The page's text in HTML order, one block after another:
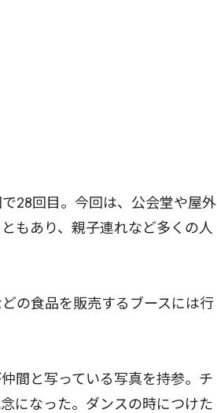
28回目。今回は、公会堂や屋外
もあり、親子連れなど多くの人
の食品を販売するブースには行
間と写っている写真を持参。チ
になった。ダンスの時につけた